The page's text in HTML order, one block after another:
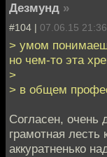
Дезмунд »
#104 | 07.06.15 21:36
> умом
но чем-то эта
>
> в общем
Согласен, очень
грамотная лесть
аккуратненько